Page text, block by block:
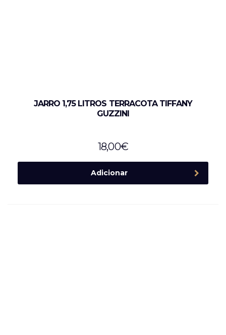
JARRO 1,75 LITROS TERRACOTA TIFFANY
GUZZINI
18,00€
Adicionar